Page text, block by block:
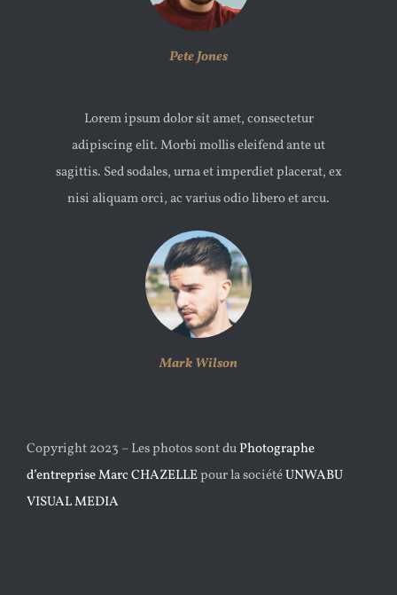
Pete Jones
Lorem ipsum dolor sit amet, consectetur
adipiscing elit. Morbi mollis eleifend ante ut
sagittis. Sed sodales, urna et imperdiet placerat, ex
nisi aliquam orci, ac varius odio libero et arcu.
Mark Wilson
Copyright 2023 – Les photos sont duPhotographe
d’entreprise Marc CHAZELLEpour la sociétéUNWABU
VISUAL MEDIA